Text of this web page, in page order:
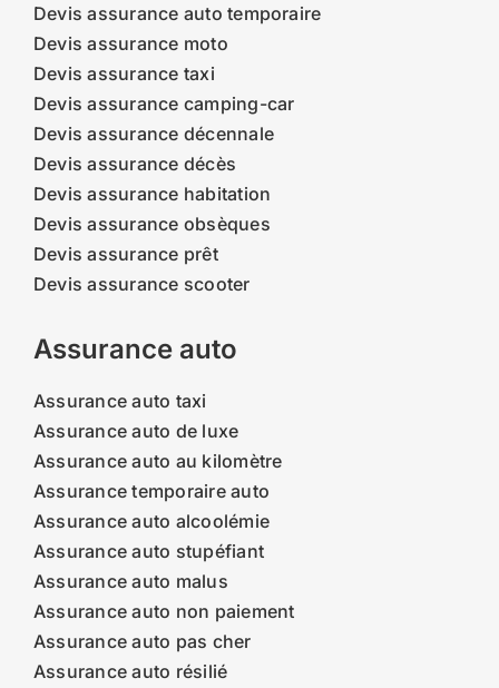
Devis assurance auto temporaire
Devis assurance moto
Devis assurance taxi
Devis assurance camping-car
Devis assurance décennale
Devis assurance décès
Devis assurance habitation
Devis assurance obsèques
Devis assurance prêt
Devis assurance scooter
Assurance auto
Assurance auto taxi
Assurance auto de luxe
Assurance auto au kilomètre
Assurance temporaire auto
Assurance auto alcoolémie
Assurance auto stupéfiant
Assurance auto malus
Assurance auto non paiement
Assurance auto pas cher
Assurance auto résilié